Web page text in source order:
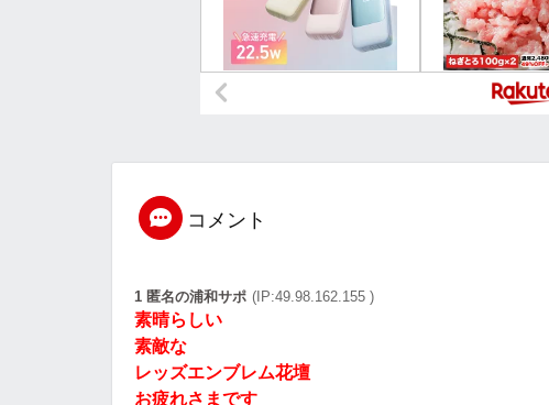
コメント
1 匿名の浦和サポ (IP:49.98.162.155 )
素晴らしい
素敵な
レッズエンブレム花壇
お疲れさまです